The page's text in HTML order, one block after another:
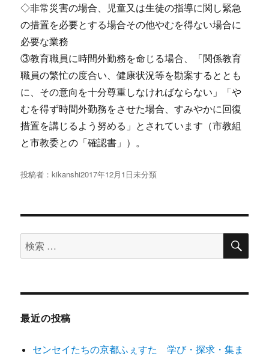
◇非常災害の場合、児童又は生徒の指導に関し緊急
の措置を必要とする場合その他やむを得ない場合に
必要な業務
③教育職員に時間外勤務を命じる場合、「関係教育
職員の繁忙の度合い、健康状況等を勘案するととも
に、その意向を十分尊重しなければならない」「や
むを得ず時間外勤務をさせた場合、すみやかに回復
措置を講じるよう努める」とされています（市教組
と市教委との「確認書」）。
投稿者：kikanshi投
2017年12月1日未分類
検
索
象:
検
最近の投稿
センセイたちの京都ふぇすた 学び・探求・集ま